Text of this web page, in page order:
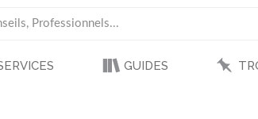
GUIDES